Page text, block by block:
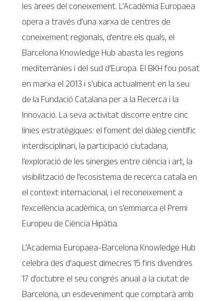
les àrees del coneixement. L’Acadèmia Europaea
opera a través d’una xarxa de centres de
coneixement regionals, d’entre els quals, el
Barcelona Knowledge Hub abasta les regions
mediterrànies i del sud d’Europa. El BKH fou posat
en marxa el 2013 i s’ubica actualment en la seu
de la Fundació Catalana per a la Recerca i la
Innovació. La seva activitat discorre entre cinc
línies estratègiques: el foment del diàleg científic
interdisciplinari, la participació ciutadana,
l’exploració de les sinergies entre ciència i art, la
visibilització de l’ecosistema de recerca català en
el context internacional, i el reconeixement a
l’excel·lència acadèmica, on s’emmarca el Premi
Europeu de Ciència Hipàtia.
L’Academia Europaea-Barcelona Knowledge Hub
celebra des d’aquest dimecres 15 fins divendres
17 d’octubre el seu congrés anual a la ciutat de
Barcelona, un esdeveniment que comptarà amb